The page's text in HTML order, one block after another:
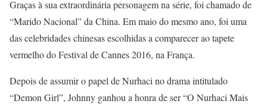
Graças à sua extraordinária personagem na série, foi chamado de
“Marido Nacional” da China. Em maio do mesmo ano, foi uma
das celebridades chinesas escolhidas a comparecer ao tapete
vermelho do Festival de Cannes 2016, na França.
Depois de assumir o papel de Nurhaci no drama intitulado
“Demon Girl”, Johnny ganhou a honra de ser “O Nurhaci Mais